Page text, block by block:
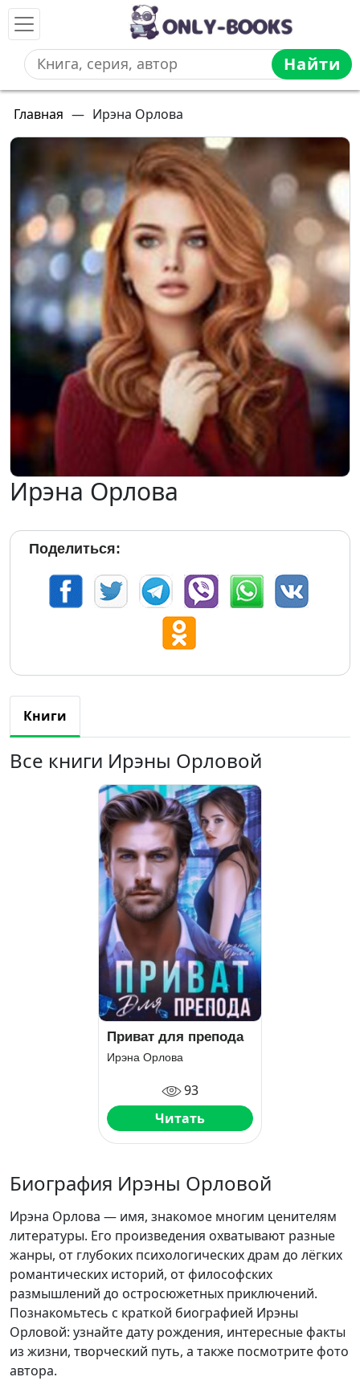
Найти
Главная — Ирэна Орлова
Ирэна Орлова
Поделиться:
Книги
Все книги Ирэны Орловой
Приват для препода
Ирэна Орлова
93
Читать
Биография Ирэны Орловой
Ирэна Орлова — имя, знакомое многим ценителям
литературы. Его произведения охватывают разные
жанры, от глубоких психологических драм до лёгких
романтических историй, от философских
размышлений до остросюжетных приключений.
Познакомьтесь с краткой биографией Ирэны
Орловой: узнайте дату рождения, интересные факты
из жизни, творческий путь, а также посмотрите фото
автора.